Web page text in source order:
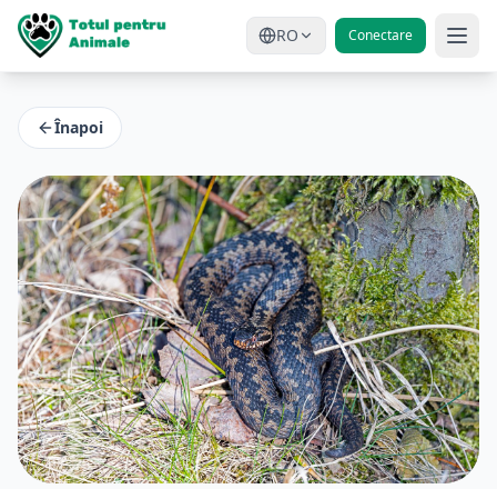
RO Conectare
Înapoi